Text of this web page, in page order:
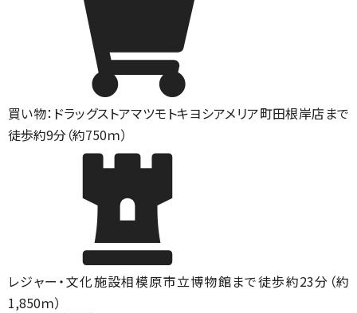
買い物：ドラッグストアマツモトキヨシアメリア町田根岸店まで
徒歩約9分（約750ｍ）
レジャー・文化施設相模原市立博物館まで徒歩約23分（約
1,850ｍ）